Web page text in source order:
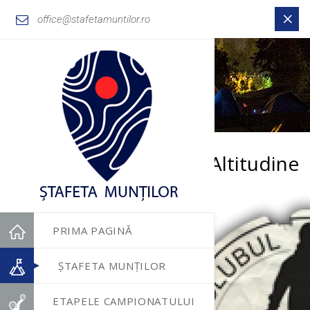
office@stafetamuntilor.ro
PRIMA PAGINĂ
ȘTAFETA MUNȚILOR
ETAPELE CAMPIONATULUI
Clubul Montan Altitudine